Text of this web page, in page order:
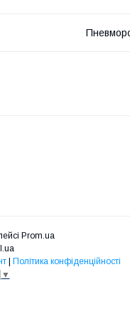
Prom.ua
Політика конфіденційності
▼